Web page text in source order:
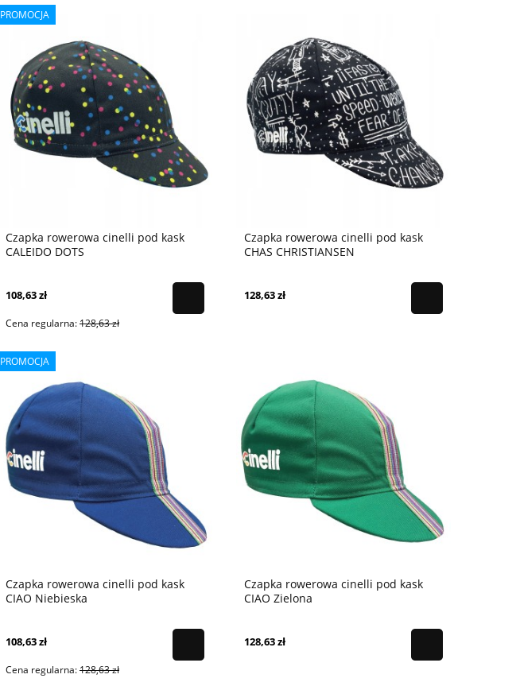
Czapka rowerowa cinelli pod kask
CALEIDO DOTS
108,63 zł
Cena regularna:128,63 zł
PROMOCJA
Czapka rowerowa cinelli pod kask
CHAS CHRISTIANSEN
128,63 zł
Czapka rowerowa cinelli pod kask
CIAO Niebieska
108,63 zł
Cena regularna:128,63 zł
PROMOCJA
Czapka rowerowa cinelli pod kask
CIAO Zielona
128,63 zł